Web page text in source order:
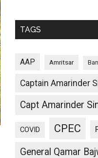
TAGS
AAP Amritsar
Captain Amarinder
Capt Amarinder
COVID CPEC
General Qamar